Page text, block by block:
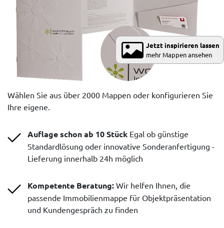
Jetzt inspirieren lassen
mehr Mappen ansehen
Wählen Sie aus über 2000 Mappen oder konfigurieren Sie
Ihre eigene.
Auflage schon ab 10 Stück Egal ob günstige
Standardlösung oder innovative Sonderanfertigung -
Lieferung innerhalb 24h möglich
Kompetente Beratung: Wir helfen Ihnen, die
passende Immobilienmappe für Objektpräsentation
und Kundengespräch zu finden